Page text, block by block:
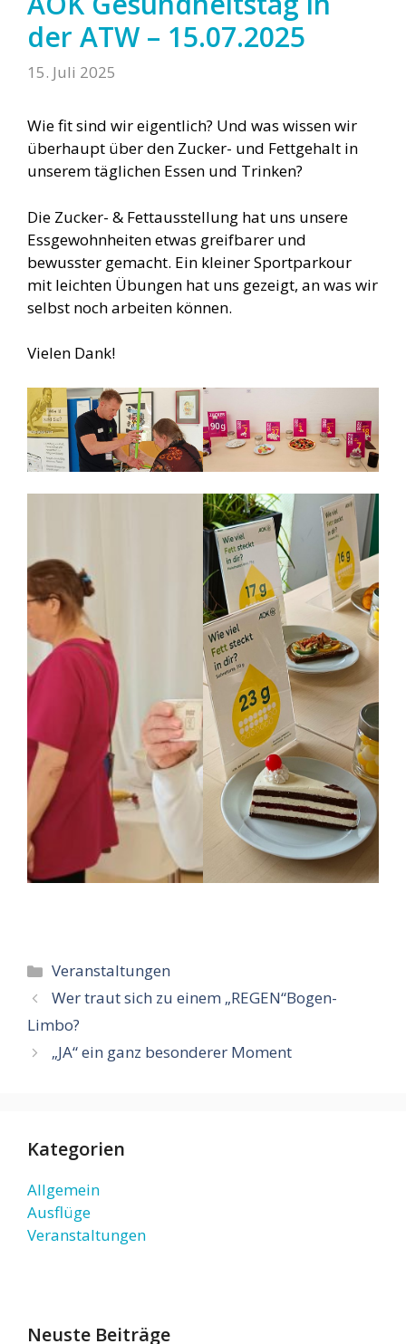
der ATW – 15.07.2025
15. Juli 2025
Wie fit sind wir eigentlich? Und was wissen wir
überhaupt über den Zucker- und Fettgehalt in
unserem täglichen Essen und Trinken?
Die Zucker- & Fettausstellung hat uns unsere
Essgewohnheiten etwas greifbarer und
bewusster gemacht. Ein kleiner Sportparkour
mit leichten Übungen hat uns gezeigt, an was wir
selbst noch arbeiten können.
Vielen Dank!
Kategorien
Veranstaltungen
Wer traut sich zu einem „REGEN“Bogen-
Limbo?
„JA“ ein ganz besonderer Moment
Kategorien
Allgemein
Ausflüge
Veranstaltungen
Neuste Beiträge